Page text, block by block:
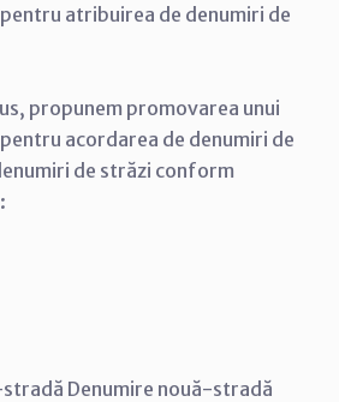
atribuirea de denumiri de
propunem promovarea unui
acordarea de denumiri de
de străzi conform
Denumire nouă-stradă